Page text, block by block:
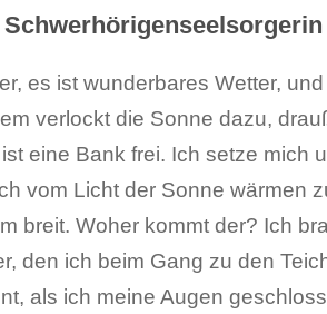
Schwerhörigenseelsorgerin
es ist wunderbares Wetter,
verlockt die Sonne dazu,
eine Bank frei. Ich setze
vom Licht der Sonne wärmen
breit. Woher kommt der? Ich
den ich beim Gang zu den
als ich meine Augen